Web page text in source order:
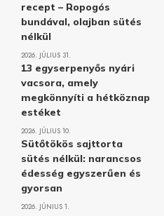
recept – Ropogós
bundával, olajban sütés
nélkül
2026. JÚLIUS 31.
13 egyserpenyős nyári
vacsora, amely
megkönnyíti a hétköznap
estéket
2026. JÚLIUS 10.
Sütőtökös sajttorta
sütés nélkül: narancsos
édesség egyszerűen és
gyorsan
2026. JÚNIUS 1.